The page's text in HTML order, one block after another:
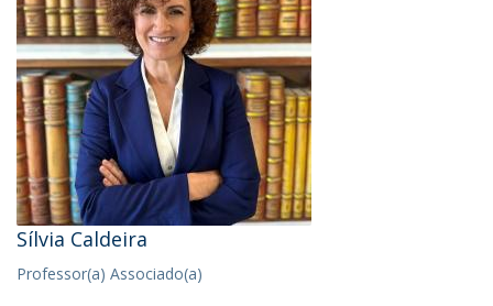
Sílvia Caldeira
Professor(a) Associado(a)